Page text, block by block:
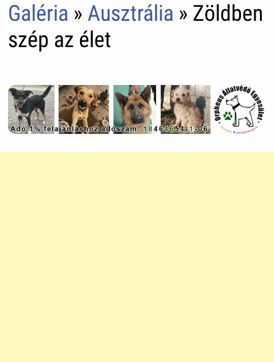
Galéria » Ausztrália » Zöldben
szép az élet